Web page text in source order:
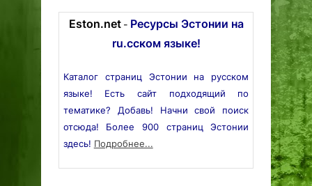
Eston.net- Ресурсы Эстонии на
ru.сском языке!
Каталог страниц Эстонии на русском
языке! Есть сайт подходящий по
тематике? Добавь! Начни свой поиск
отсюда! Более 900 страниц Эстонии
здесь! Подробнее...